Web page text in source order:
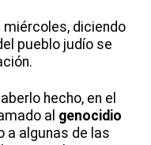
miércoles, diciendo
pueblo judío se
hecho, en el
al genocidio
a algunas de las